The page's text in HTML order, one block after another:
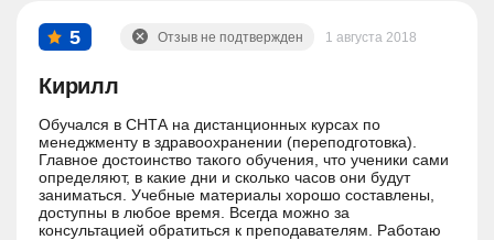
5
Кирилл
1 августа 2018
Отзыв не подтвержден
Обучался в СНТА на дистанционных курсах по
менеджменту в здравоохранении (переподготовка).
Главное достоинство такого обучения, что ученики сами
определяют, в какие дни и сколько часов они будут
заниматься. Учебные материалы хорошо составлены,
доступны в любое время. Всегда можно за
консультацией обратиться к преподавателям. Работаю